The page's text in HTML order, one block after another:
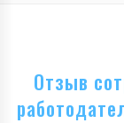
Отзыв